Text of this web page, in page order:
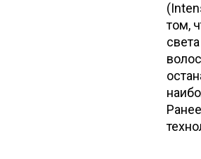
том,